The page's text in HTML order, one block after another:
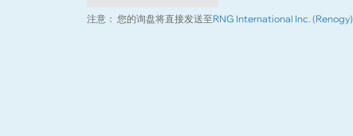
注意： 您的询盘将直接发送至RNG International Inc. (Renogy)